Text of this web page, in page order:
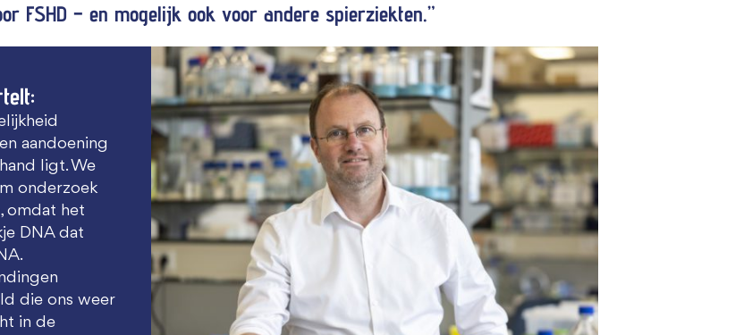
FSHD – en mogelijk ook voor andere spierziekten.”
aandoening
ligt. We
onderzoek
omdat het
DNA dat
die ons weer
in de